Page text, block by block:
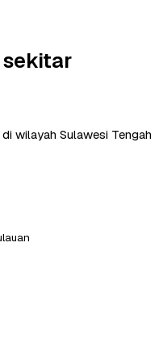
wilayah Sulawesi Tengah